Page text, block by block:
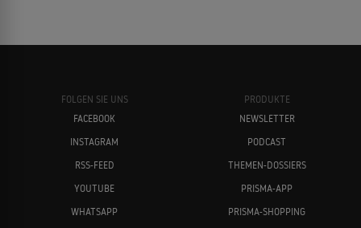
FOLGEN SIE UNS
FACEBOOK
INSTAGRAM
RSS-FEED
YOUTUBE
WHATSAPP
PRODUKTE
NEWSLETTER
PODCAST
THEMEN-DOSSIERS
PRISMA-APP
PRISMA-SHOPPING